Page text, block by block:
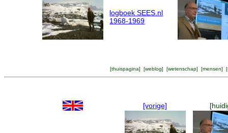
logboek SEES.nl
1968-1969
[thuispagina] [weblog] [wetenschap] [mensen] [
[vorige]